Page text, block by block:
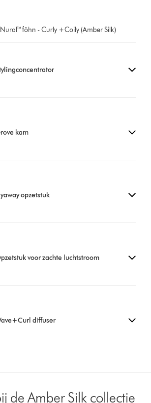
föhn - Curly +Coily (Amber Silk)
kam
opzetstuk
voor zachte luchtstroom
diffuser
de Amber Silk collectie